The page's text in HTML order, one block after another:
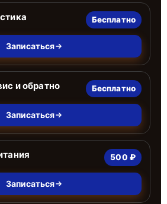
Бесплатно
Записаться
и обратно Бесплатно
Записаться
500 ₽
Записаться